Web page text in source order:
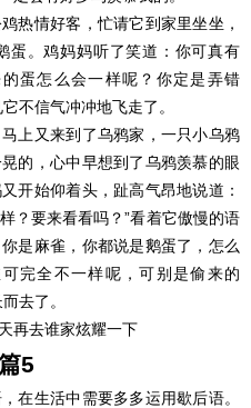
情好客，忙请它到家里坐坐，
蛋。鸡妈妈听了笑道：你可真有
蛋怎么会一样呢？你定是弄错
不信气冲冲地飞走了。
又来到了乌鸦家，一只小乌鸦
的，心中早想到了乌鸦羡慕的眼
开始仰着头，趾高气昂地说道：
？要来看看吗？”看着它傲慢的语
是麻雀，你都说是鹅蛋了，怎么
完全不一样呢，可别是偷来的
去了。
去谁家炫耀一下
5
在生活中需要多多运用歇后语。